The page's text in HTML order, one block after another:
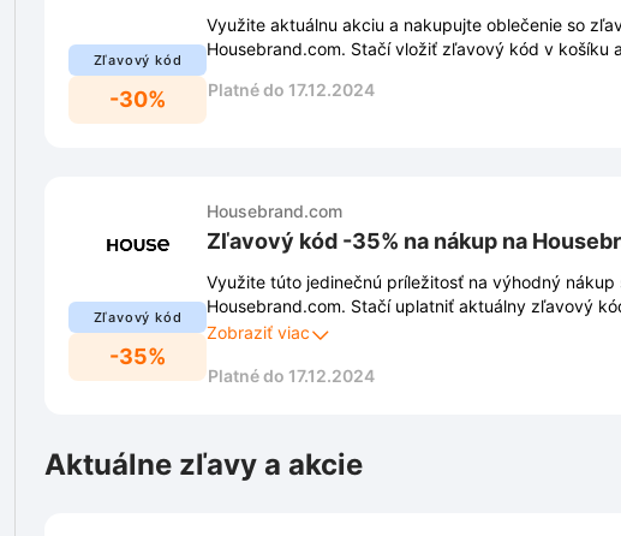
Zľavový kód
-30%
Využite aktuálnu akciu a nakupujte oblečenie so
Housebrand.com. Stačí vložiť zľavový kód v košíku
Platné do 17.12.2024
Zľavový kód
-35%
Housebrand.com
Zľavový kód -35% na nákup na
Využite túto jedinečnú príležitosť na výhodný nákup
Housebrand.com. Stačí uplatniť aktuálny zľavový
na celý sortiment.
Zobraziť viac
Platné do 17.12.2024
Aktuálne zľavy a akcie